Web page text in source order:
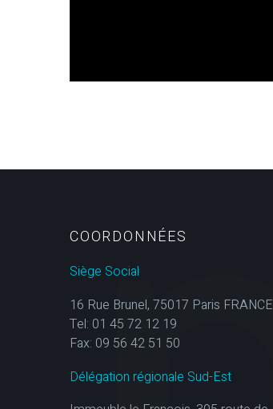
COORDONNÉES
Siège Social
16 Rue Brunel, 75017 Paris FRANCE
Tel: 01 45 72 12 19
Fax: 09 56 42 51 50
Délégation régionale Sud-Est